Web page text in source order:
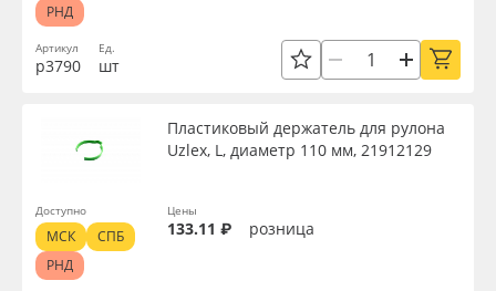
Артикул
р3790
Ед.
шт
РНД
Пластиковый держатель для рулона
Uzlex, L, диаметр 110 мм, 21912129
Цены
133.11 ₽ розница
Доступно
МСК
СПБ
РНД